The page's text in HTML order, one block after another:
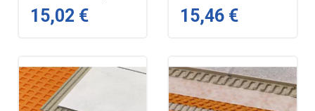
15,02 € 15,46 €